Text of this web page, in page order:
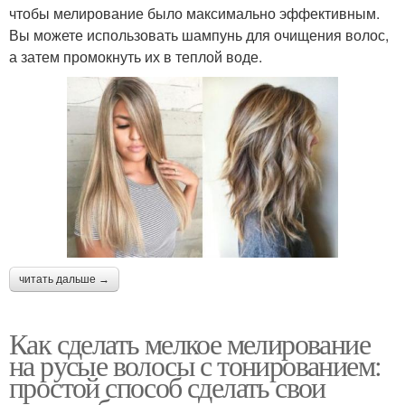
чтобы мелирование было максимально эффективным.
Вы можете использовать шампунь для очищения волос,
а затем промокнуть их в теплой воде.
читать дальше →
Как сделать мелкое мелирование
на русые волосы с тонированием:
простой способ сделать свои